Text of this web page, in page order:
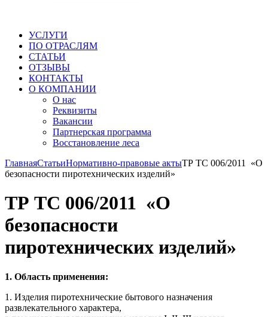
УСЛУГИ
ПО ОТРАСЛЯМ
СТАТЬИ
ОТЗЫВЫ
КОНТАКТЫ
О КОМПАНИИ
О нас
Реквизиты
Вакансии
Партнерская программа
Восстановление леса
ГлавнаяСтатьиНормативно-правовые актыТР ТС 006/2011 «О
безопасности пиротехнических изделий»
ТР ТС 006/2011 «О
безопасности
пиротехнических изделий»
1. Область применения:
1. Изделия пиротехнические бытового назначения
развлекательного характера,